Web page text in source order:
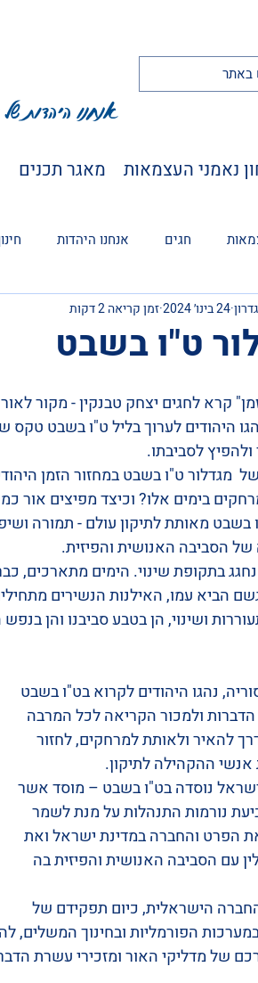
אנחנו היהדות
נאמני העצמאות מאגר תכנים
חגים אנחנו היהדות
ט"ו בשבט
24 בינו׳ 2024 זמן קריאה 2 דקות
קרא לחגים יצחק טבנקין - מקור
היהודים לערוך בליל ט"ו בשבט
לסביבתו.
מגדלור ט"ו בשבט במחזור הזמן
בימים אלו? וכיצד מפיצים אור
בשבט מאותת לתיקון עולם - תמורה
של הסביבה האנושית והפיזית.
בתקופת שינוי. הימים מתארכים,
הביא עמו, האילנות הנשירים
ושינוי, הן בטבע סביבנו והן
נהגו היהודים לקרוא בט"ו בשבט
ולמכור הקריאה לכל המרבה
להאיר ולאותת למרחקים, לחזור
אנשי ההקהילה לתיקון.
נוסדה בט"ו בשבט – מוסד אשר
נורמות התנהלות על מנת לשמר
הפרט והחברה במדינת ישראל ואת
עם הסביבה האנושית והפיזית בה
הישראלית, כיום תפקידם של
הפורמליות ובחינוך המשלים,
של מדליקי האור ומזכירי עשרת